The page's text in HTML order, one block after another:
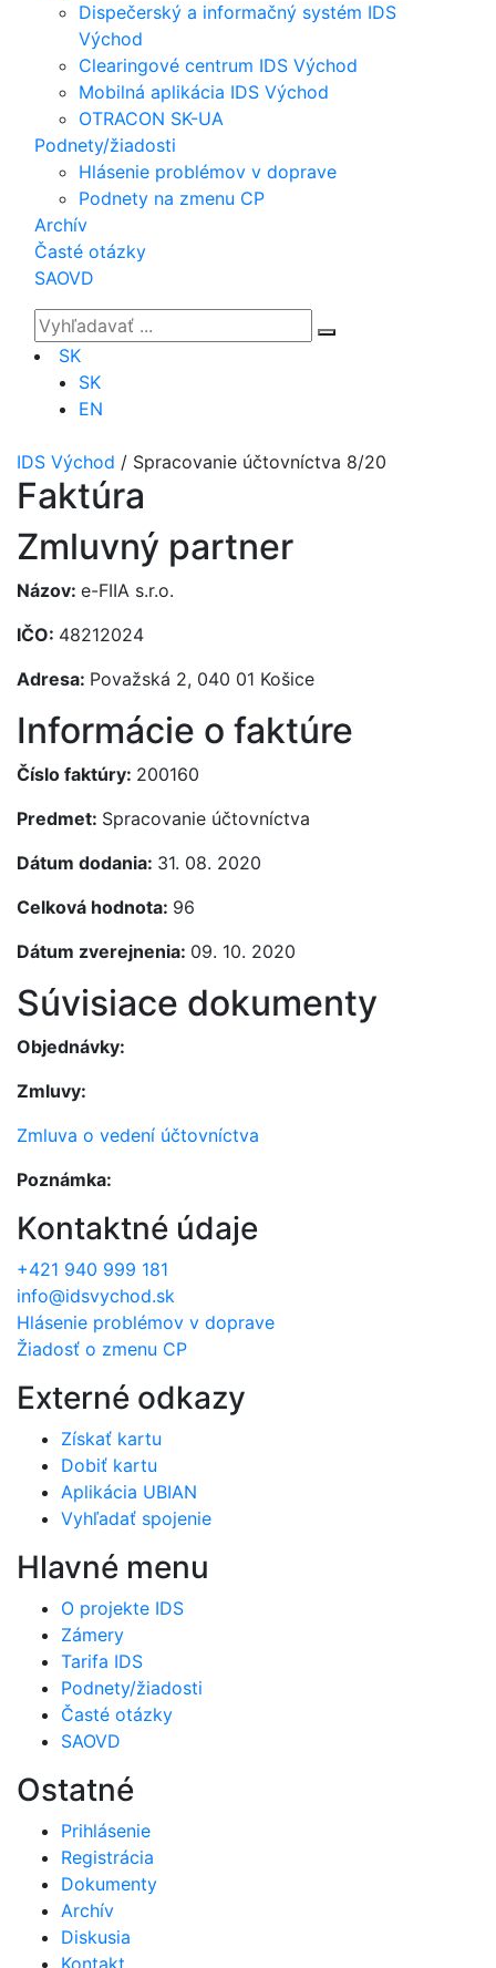
Dispečerský a informačný systém IDS
Východ
Clearingové centrum IDS Východ
Mobilná aplikácia IDS Východ
OTRACON SK-UA
Podnety/žiadosti
Hlásenie problémov v doprave
Podnety na zmenu CP
Archív
Časté otázky
SAOVD
SK
SK
EN
IDS Východ / Spracovanie účtovníctva 8/20
Faktúra
Zmluvný partner
Názov: e-FIIA s.r.o.
IČO: 48212024
Adresa: Považská 2, 040 01 Košice
Informácie o faktúre
Číslo faktúry: 200160
Predmet: Spracovanie účtovníctva
Dátum dodania: 31. 08. 2020
Celková hodnota: 96
Dátum zverejnenia: 09. 10. 2020
Súvisiace dokumenty
Objednávky:
Zmluvy:
Zmluva o vedení účtovníctva
Poznámka:
Kontaktné údaje
+421 940 999 181
info@idsvychod.sk
Hlásenie problémov v doprave
Žiadosť o zmenu CP
Externé odkazy
Získať kartu
Dobiť kartu
Aplikácia UBIAN
Vyhľadať spojenie
Hlavné menu
O projekte IDS
Zámery
Tarifa IDS
Podnety/žiadosti
Časté otázky
SAOVD
Ostatné
Prihlásenie
Registrácia
Dokumenty
Archív
Diskusia
Kontakt